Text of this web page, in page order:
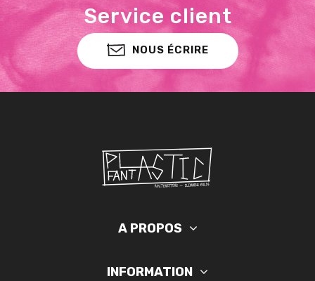
Service client
NOUS ÉCRIRE
A PROPOS
INFORMATION